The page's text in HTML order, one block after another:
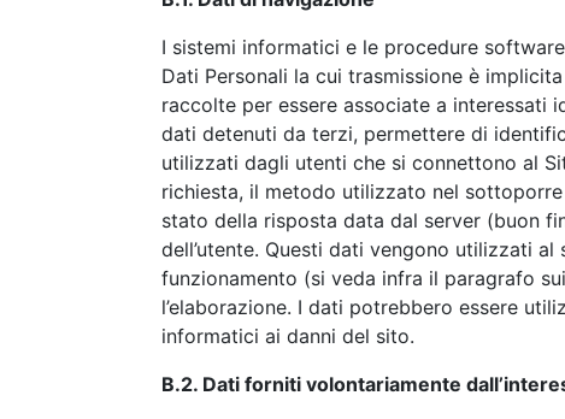
I sistemi informatici e le procedure
Dati Personali la cui trasmissione è
raccolte per essere associate a interessati
dati detenuti da terzi, permettere di
utilizzati dagli utenti che si connettono al
richiesta, il metodo utilizzato nel
stato della risposta data dal server (buon
dell’utente. Questi dati vengono utilizzati
funzionamento (si veda infra il paragrafo
l’elaborazione. I dati potrebbero essere
informatici ai danni del sito.
B.2. Dati forniti volontariamente